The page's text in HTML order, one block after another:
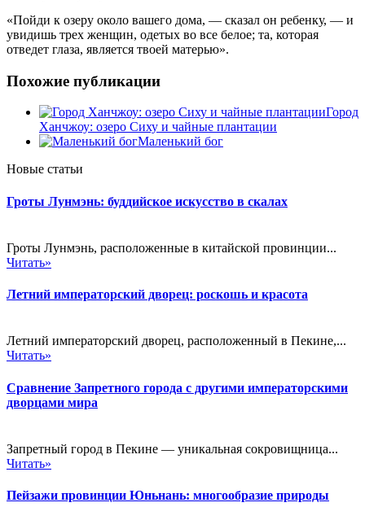
«Пойди к озеру около вашего дома, — сказал он ребенку, — и
увидишь трех женщин, одетых во все белое; та, которая
отведет глаза, является твоей матерью».
Похожие публикации
Город
Ханчжоу: озеро Сиху и чайные плантации
Маленький бог
Новые статьи
Гроты Лунмэнь: буддийское искусство в скалах
Гроты Лунмэнь, расположенные в китайской провинции...
Читать»
Летний императорский дворец: роскошь и красота
Летний императорский дворец, расположенный в Пекине,...
Читать»
Сравнение Запретного города с другими императорскими
дворцами мира
Запретный город в Пекине — уникальная сокровищница...
Читать»
Пейзажи провинции Юньнань: многообразие природы